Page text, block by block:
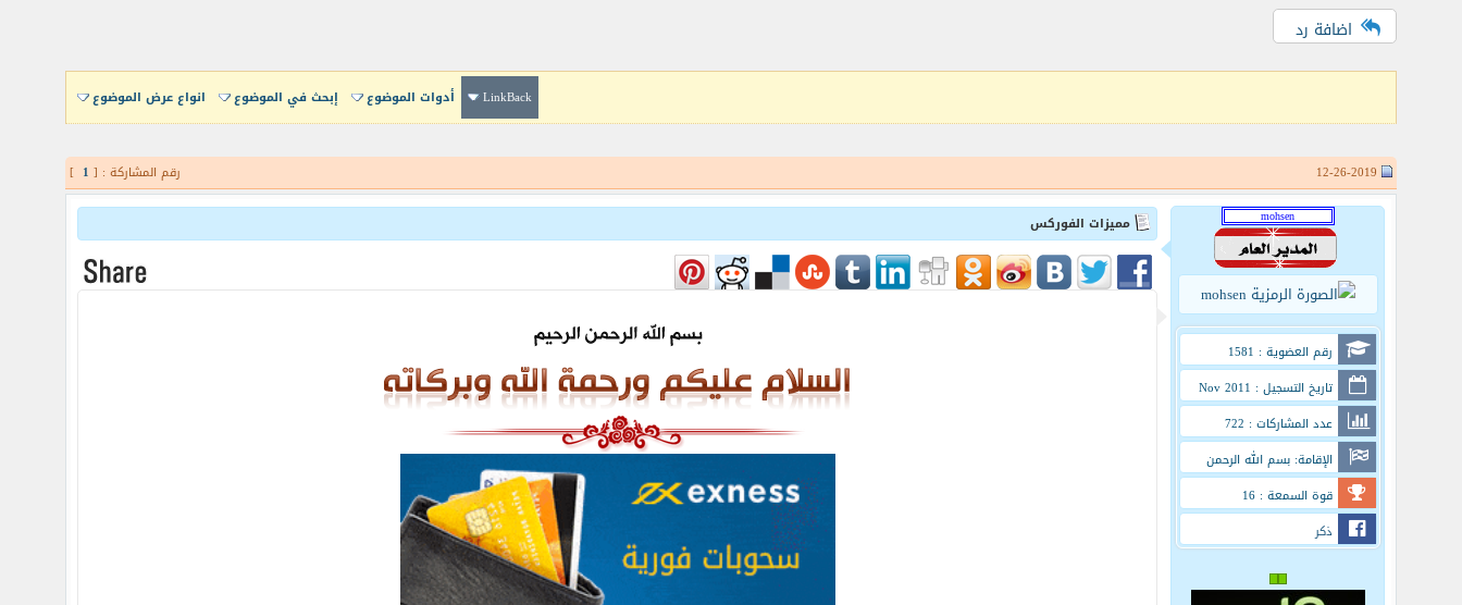
اضافة رد
LinkBack أدوات الموضوع إبحث في الموضوع انواع عرض الموضوع
رقم المشاركة : [ 1
]
رقم العضوية : 1581
تاريخ التسجيل : Nov 2011
عدد المشاركات : 722
الإقامة: بسم الله الرحمن
الرحيم
قوة السمعة : 16
ذكر
مميزات الفوركس